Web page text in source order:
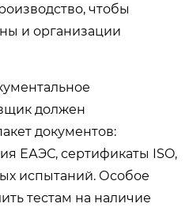
чтобы
и организации
должен
документов:
ЕАЭС, сертификаты ISO,
испытаний. Особое
тестам на наличие